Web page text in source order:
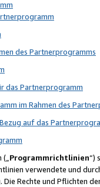
des Partnerprogramms
das Partnerprogramm
im Rahmen des
auf das
(„Programmrichtlinien“)
verwendete und
Die Rechte und Pflichten